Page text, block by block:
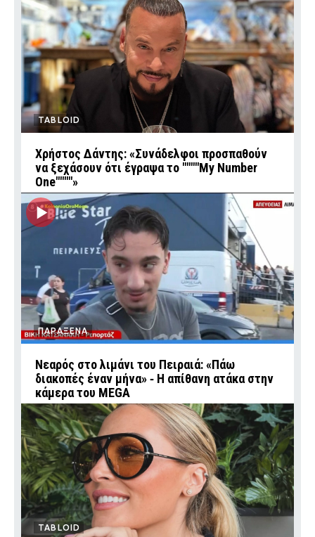
TABLOID
Χρήστος Δάντης: «Συνάδελφοι προσπαθούν
να ξεχάσουν ότι έγραψα το """"My Number
One""""»
ΠΑΡΑΞΕΝΑ
Νεαρός στο λιμάνι του Πειραιά: «Πάω
διακοπές έναν μήνα» ‑ Η απίθανη ατάκα στην
κάμερα του MEGA
TABLOID